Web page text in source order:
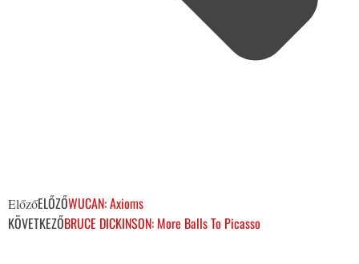
ElőzőELŐZŐWUCAN: Axioms
KÖVETKEZŐBRUCE DICKINSON: More Balls To Picasso